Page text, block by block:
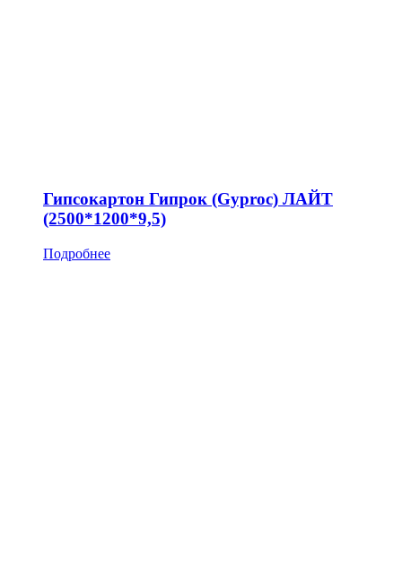
Гипсокартон Гипрок (Gyproc) ЛАЙТ
(2500*1200*9,5)
Подробнее